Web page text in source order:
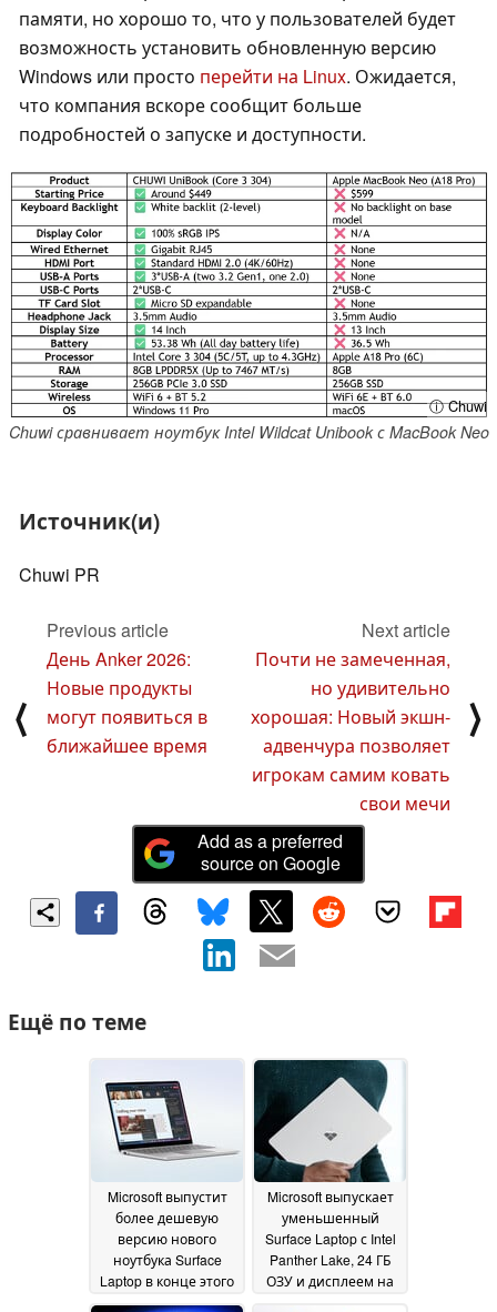
памяти, но хорошо то, что у пользователей будет
возможность установить обновленную версию
Windows или просто перейти на Linux. Ожидается,
что компания вскоре сообщит больше
подробностей о запуске и доступности.
ⓘ Chuwi
Chuwi сравнивает ноутбук Intel Wildcat Unibook с MacBook Neo
Источник(и)
Chuwi PR
⟨
Previous article
День Anker 2026:
Новые продукты
могут появиться в
ближайшее время
Next article
Почти не замеченная,
но удивительно
хорошая: Новый экшн-
адвенчура позволяет
игрокам самим ковать
свои мечи
⟩
Add as a preferred
source on Google
Ещё по теме
Microsoft выпустит
более дешевую
версию нового
ноутбука Surface
Laptop в конце этого
года20 May 2026
Microsoft выпускает
уменьшенный
Surface Laptop с Intel
Panther Lake, 24 ГБ
ОЗУ и дисплеем на